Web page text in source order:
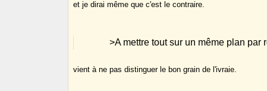
et je dirai même que c'est le contraire.
>A mettre tout sur un même plan par
vient à ne pas distinguer le bon grain de l'ivraie.